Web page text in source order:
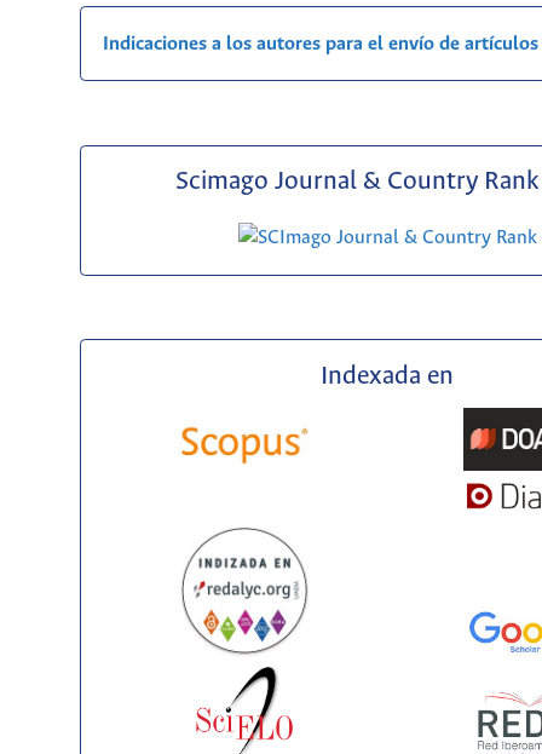
Indicaciones a los autores para el envío de artículos
Scimago Journal & Country Rank
Indexada en